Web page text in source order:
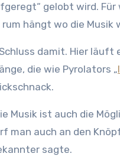
gelobt wird.
rum hängt wo die
damit. Hier läuft
die wie Pyrolators „
Musik ist auch die
man auch an den
sagte.